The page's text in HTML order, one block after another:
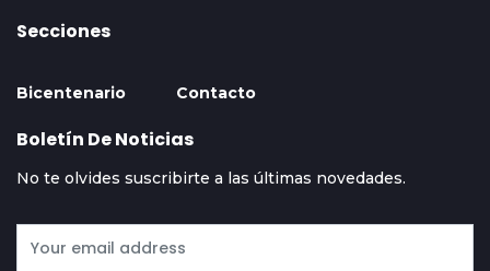
Secciones
Bicentenario Contacto
Boletín De Noticias
No te olvides suscribirte a las últimas novedades.